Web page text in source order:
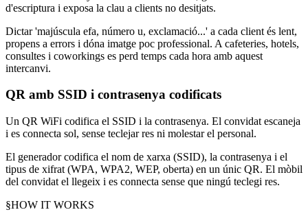
d'escriptura i exposa la clau a clients no desitjats.
Dictar 'majúscula efa, número u, exclamació...' a cada client és lent,
propens a errors i dóna imatge poc professional. A cafeteries, hotels,
consultes i coworkings es perd temps cada hora amb aquest
intercanvi.
QR amb SSID i contrasenya codificats
Un QR WiFi codifica el SSID i la contrasenya. El convidat escaneja
i es connecta sol, sense teclejar res ni molestar el personal.
El generador codifica el nom de xarxa (SSID), la contrasenya i el
tipus de xifrat (WPA, WPA2, WEP, oberta) en un únic QR. El mòbil
del convidat el llegeix i es connecta sense que ningú teclegi res.
§HOW IT WORKS